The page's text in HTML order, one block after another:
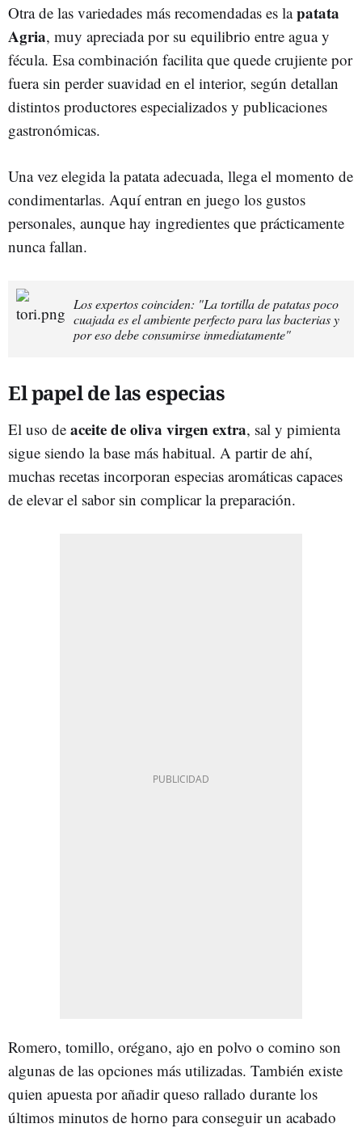
Otra de las variedades más recomendadas es lapatata
Agria, muy apreciada por su equilibrio entre agua y
fécula. Esa combinación facilita que quede crujiente por
fuera sin perder suavidad en el interior, según detallan
distintos productores especializados y publicaciones
gastronómicas.
Una vez elegida la patata adecuada, llega el momento de
condimentarlas. Aquí entran en juego los gustos
personales, aunque hay ingredientes que prácticamente
nunca fallan.
Los expertos coinciden: "La tortilla de patatas poco
cuajada es el ambiente perfecto para las bacterias y
por eso debe consumirse inmediatamente"
El papel de las especias
El uso de aceite de oliva virgen extra, sal y pimienta
sigue siendo la base más habitual. A partir de ahí,
muchas recetas incorporan especias aromáticas capaces
de elevar el sabor sin complicar la preparación.
Romero, tomillo, orégano, ajo en polvo o comino son
algunas de las opciones más utilizadas. También existe
quien apuesta por añadir queso rallado durante los
últimos minutos de horno para conseguir un acabado